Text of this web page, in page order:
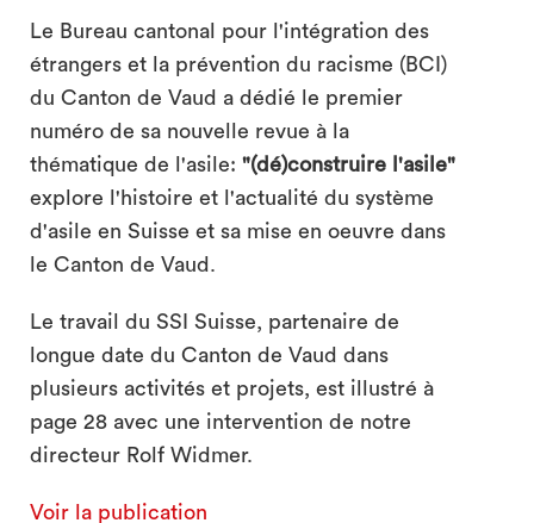
Le Bureau cantonal pour l'intégration des
étrangers et la prévention du racisme (BCI)
du Canton de Vaud a dédié le premier
numéro de sa nouvelle revue à la
thématique de l'asile: "(dé)construire l'asile"
explore l'histoire et l'actualité du système
d'asile en Suisse et sa mise en oeuvre dans
le Canton de Vaud.
Le travail du SSI Suisse, partenaire de
longue date du Canton de Vaud dans
plusieurs activités et projets, est illustré à
page 28 avec une intervention de notre
directeur Rolf Widmer.
Voir la publication